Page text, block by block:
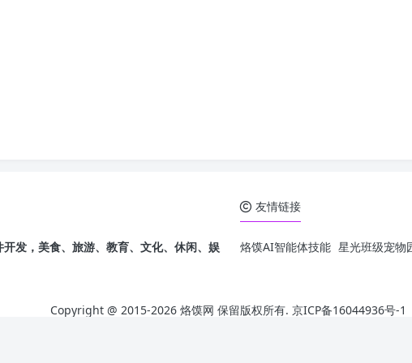
发，美食、旅游、教育、文化、休闲、娱
友情链接
烙馍AI智能体技能 星光班级宠物
Copyright @ 2015-2026 烙馍网 保留版权所有. 京ICP备16044936号-1